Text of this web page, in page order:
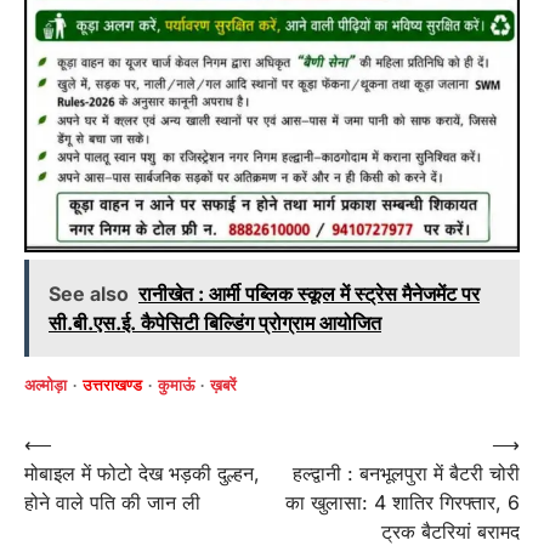
See also रानीखेत : आर्मी पब्लिक स्कूल में स्ट्रेस मैनेजमेंट पर
सी.बी.एस.ई. कैपेसिटी बिल्डिंग प्रोग्राम आयोजित
अल्मोड़ा उत्तराखण्ड कुमाऊं ख़बरें
Post
navigation
⟵
मोबाइल में फोटो देख भड़की दुल्हन,
होने वाले पति की जान ली
हल्द्वानी : बनभूलपुरा में बैटरी चोरी
का खुलासा: 4 शातिर गिरफ्तार, 6
ट्रक बैटरियां बरामद
⟶